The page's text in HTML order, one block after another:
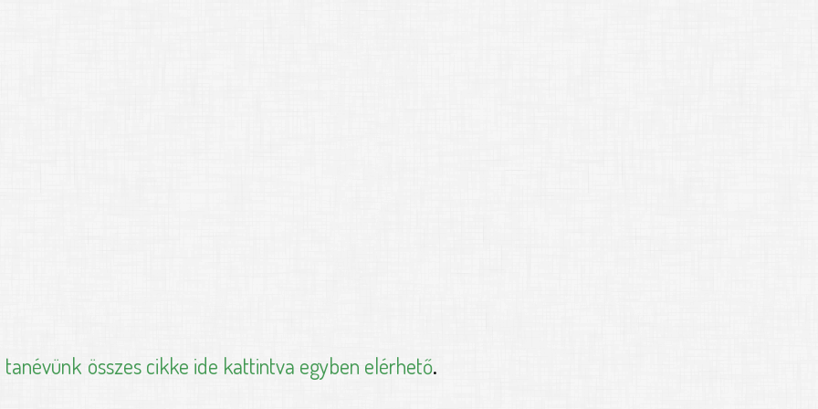
tanévünk összes cikke ide kattintva egyben elérhető.